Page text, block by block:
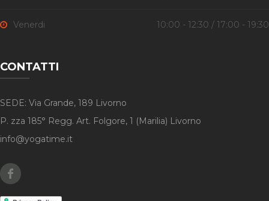
Venerdi 10:00 - 12:30 / 17:00 - 19:30
CONTATTI
SEDE: Via Grande, 189 Livorno
P. zza 185° Regg. Art. Folgore, 1 (Marilia) Livorno
info@yogatime.it